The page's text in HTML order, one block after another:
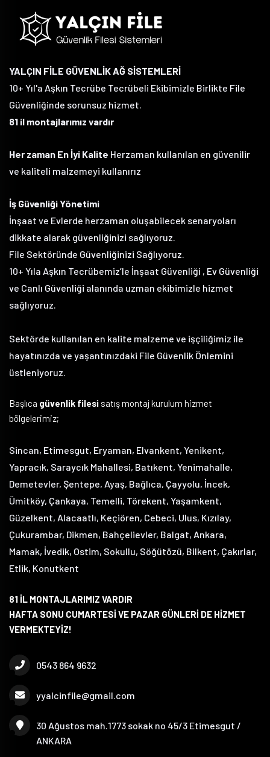
YALÇIN FİLE GÜVENLİK AĞ SİSTEMLERİ
10+ Yıl'a Aşkın Tecrübe Tecrübeli Ekibimizle Birlikte File
Güvenliğinde sorunsuz hizmet.
81 il montajlarımız vardır
Her zaman En İyi Kalite Herzaman kullanılan en güvenilir
ve kaliteli malzemeyi kullanırız
İş Güvenliği Yönetimi
İnşaat ve Evlerde herzaman oluşabilecek senaryoları
dikkate alarak güvenliğinizi sağlıyoruz.
File Sektöründe Güvenliğinizi Sağlıyoruz.
10+ Yıla Aşkın Tecrübemiz’le İnşaat Güvenliği , Ev Güvenliği
ve Canlı Güvenliği alanında uzman ekibimizle hizmet
sağlıyoruz.
Sektörde kullanılan en kalite malzeme ve işçiliğimiz ile
hayatınızda ve yaşantınızdaki File Güvenlik Önlemini
üstleniyoruz.
Başlıca güvenlik filesi satış montaj kurulum hizmet
bölgelerimiz;
Sincan, Etimesgut, Eryaman, Elvankent, Yenikent,
Yapracık, Saraycık Mahallesi, Batıkent, Yenimahalle,
Demetevler, Şentepe, Ayaş, Bağlıca, Çayyolu, İncek,
Ümitköy, Çankaya, Temelli, Törekent, Yaşamkent,
Güzelkent, Alacaatlı, Keçiören, Cebeci, Ulus, Kızılay,
Çukurambar, Dikmen, Bahçelievler, Balgat, Ankara,
Mamak, İvedik, Ostim, Sokullu, Söğütözü, Bilkent, Çakırlar,
Etlik, Konutkent
81 İL MONTAJLARIMIZ VARDIR
HAFTA SONU CUMARTESİ VE PAZAR GÜNLERİ DE HİZMET
VERMEKTEYİZ!
0543 864 9632
yyalcinfile@gmail.com
30 Ağustos mah.1773 sokak no 45/3 Etimesgut /
ANKARA